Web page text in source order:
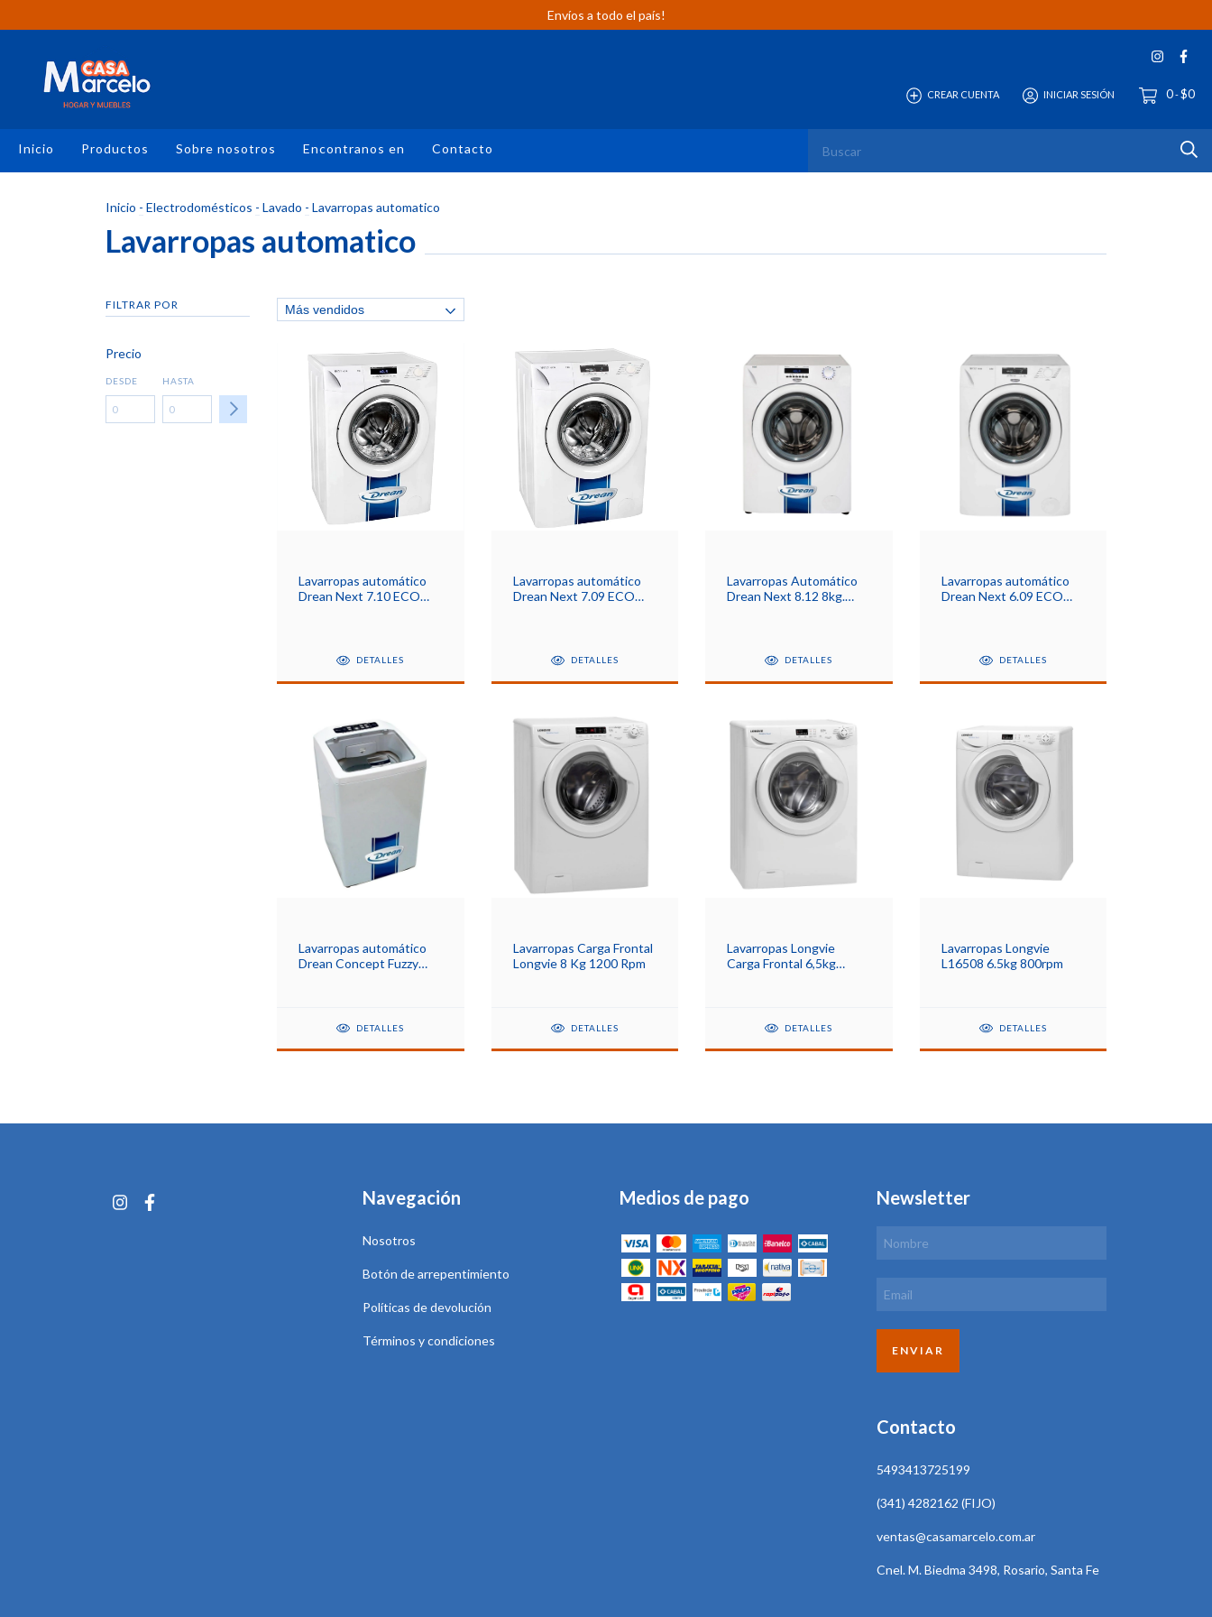
Envíos a todo el país!
CREAR CUENTA INICIAR SESIÓN 0-$0
Inicio Productos Sobre nosotros Encontranos en Contacto
Inicio - Electrodomésticos - Lavado - Lavarropas automatico
Lavarropas automatico
FILTRAR POR
Precio
DESDE HASTA
Lavarropas automático
Drean Next 7.10 ECO
DETALLES
Lavarropas automático
Drean Next 7.09 ECO
DETALLES
Lavarropas Automático
Drean Next 8.12 8kg.
DETALLES
Lavarropas automático
Drean Next 6.09 ECO
DETALLES
Lavarropas automático
Drean Concept Fuzzy
DETALLES
Lavarropas Carga Frontal
Longvie 8 Kg 1200 Rpm
DETALLES
Lavarropas Longvie
Carga Frontal 6,5kg
DETALLES
Lavarropas Longvie
L16508 6.5kg 800rpm
DETALLES
Navegación
Nosotros
Botón de arrepentimiento
Políticas de devolución
Términos y condiciones
Medios de pago Newsletter
Contacto
5493413725199
(341) 4282162 (FIJO)
ventas@casamarcelo.com.ar
Cnel. M. Biedma 3498, Rosario, Santa Fe